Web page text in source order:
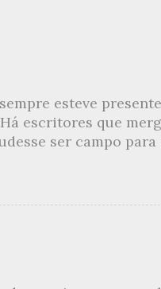
esteve
escritores que
ser campo
nos quais os
Pourquoi le Brésil
tradição da qual faz